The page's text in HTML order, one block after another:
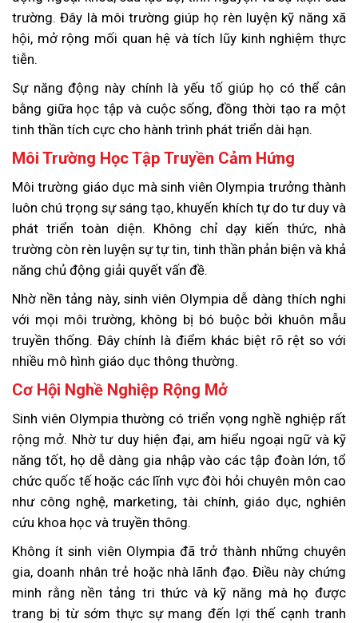
trường. Đây là môi trường giúp họ rèn luyện kỹ năng xã
hội, mở rộng mối quan hệ và tích lũy kinh nghiệm thực
tiễn.
Sự năng động này chính là yếu tố giúp họ có thể cân
bằng giữa học tập và cuộc sống, đồng thời tạo ra một
tinh thần tích cực cho hành trình phát triển dài hạn.
Môi Trường Học Tập Truyền Cảm Hứng
Môi trường giáo dục mà sinh viên Olympia trưởng thành
luôn chú trọng sự sáng tạo, khuyến khích tự do tư duy và
phát triển toàn diện. Không chỉ dạy kiến thức, nhà
trường còn rèn luyện sự tự tin, tinh thần phản biện và khả
năng chủ động giải quyết vấn đề.
Nhờ nền tảng này, sinh viên Olympia dễ dàng thích nghi
với mọi môi trường, không bị bó buộc bởi khuôn mẫu
truyền thống. Đây chính là điểm khác biệt rõ rệt so với
nhiều mô hình giáo dục thông thường.
Cơ Hội Nghề Nghiệp Rộng Mở
Sinh viên Olympia thường có triển vọng nghề nghiệp rất
rộng mở. Nhờ tư duy hiện đại, am hiểu ngoại ngữ và kỹ
năng tốt, họ dễ dàng gia nhập vào các tập đoàn lớn, tổ
chức quốc tế hoặc các lĩnh vực đòi hỏi chuyên môn cao
như công nghệ, marketing, tài chính, giáo dục, nghiên
cứu khoa học và truyền thông.
Không ít sinh viên Olympia đã trở thành những chuyên
gia, doanh nhân trẻ hoặc nhà lãnh đạo. Điều này chứng
minh rằng nền tảng tri thức và kỹ năng mà họ được
trang bị từ sớm thực sự mang đến lợi thế cạnh tranh